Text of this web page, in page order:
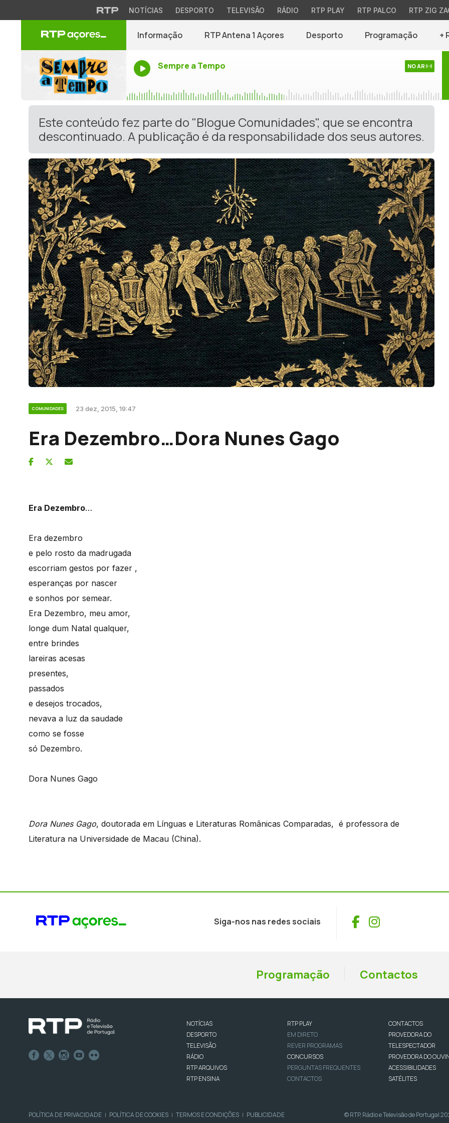
NOTÍCIAS DESPORTO TELEVISÃO RÁDIO RTP PLAY RTP PALCO RTP ZIG
Informação RTP Antena 1 Açores Desporto Programação +
Sempre a Tempo NO AR
Este conteúdo fez parte do "Blogue Comunidades", que se encontra
descontinuado. A publicação é da responsabilidade dos seus autores.
COMUNIDADES 23 dez, 2015, 19:47
Era Dezembro…Dora Nunes Gago
Era Dezembro…
Era dezembro
e pelo rosto da madrugada
escorriam gestos por fazer ,
esperanças por nascer
e sonhos por semear.
Era Dezembro, meu amor,
longe dum Natal qualquer,
entre brindes
lareiras acesas
presentes,
passados
e desejos trocados,
nevava a luz da saudade
como se fosse
só Dezembro.
Dora Nunes Gago
Dora Nunes Gago, doutorada em Línguas e Literaturas Românicas Comparadas, é professora de
Literatura na Universidade de Macau (China).
Siga-nos nas redes sociais Facebook
Instagram
Programação Contactos
NOTÍCIAS
DESPORTO
TELEVISÃO
RÁDIO
RTP ARQUIVOS
RTP ENSINA
RTP PLAY
EM DIRETO
REVER PROGRAMAS
CONCURSOS
PERGUNTAS FREQUENTES
CONTACTOS
CONTACTOS
PROVEDORA DO
TELESPECTADOR
PROVEDORA DO
ACESSIBILIDADES
SATÉLITES
POLÍTICA DE PRIVACIDADE | POLÍTICA DE COOKIES | TERMOS E CONDIÇÕES | PUBLICIDADE © RTP, Rádio e Televisão de Portugal